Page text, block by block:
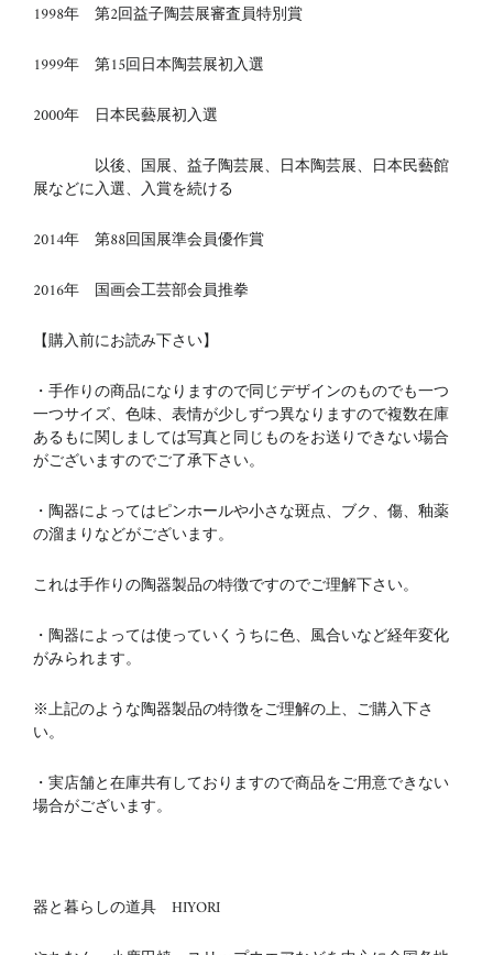
1998年 第2回益子陶芸展審査員特別賞
1999年 第15回日本陶芸展初入選
2000年 日本民藝展初入選
以後、国展、益子陶芸展、日本陶芸展、日本民藝館
展などに入選、入賞を続ける
2014年 第88回国展準会員優作賞
2016年 国画会工芸部会員推拳
【購入前にお読み下さい】
・手作りの商品になりますので同じデザインのものでも一つ
一つサイズ、色味、表情が少しずつ異なりますので複数在庫
あるもに関しましては写真と同じものをお送りできない場合
がございますのでご了承下さい。
・陶器によってはピンホールや小さな斑点、ブク、傷、釉薬
の溜まりなどがございます。
これは手作りの陶器製品の特徴ですのでご理解下さい。
・陶器によっては使っていくうちに色、風合いなど経年変化
がみられます。
※上記のような陶器製品の特徴をご理解の上、ご購入下さ
い。
・実店舗と在庫共有しておりますので商品をご用意できない
場合がございます。
器と暮らしの道具 HIYORI